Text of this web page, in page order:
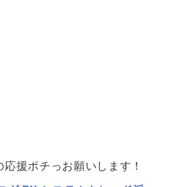
援ポチっお願いします！